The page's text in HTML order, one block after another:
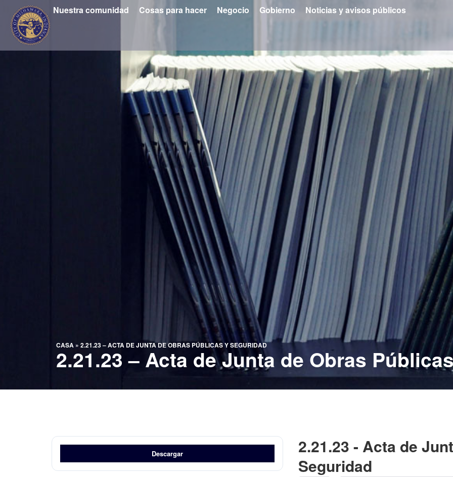
Nuestra comunidad Cosas para hacer Negocio Gobierno Noticias y avisos públicos
CASA » 2.21.23 – ACTA DE JUNTA DE OBRAS PÚBLICAS Y SEGURIDAD
2.21.23 – Acta de Junta de Obras
Descargar
2.21.23 - Acta de
Seguridad